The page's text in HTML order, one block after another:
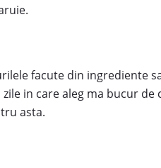
facute din ingrediente
in care aleg ma bucur de
asta.